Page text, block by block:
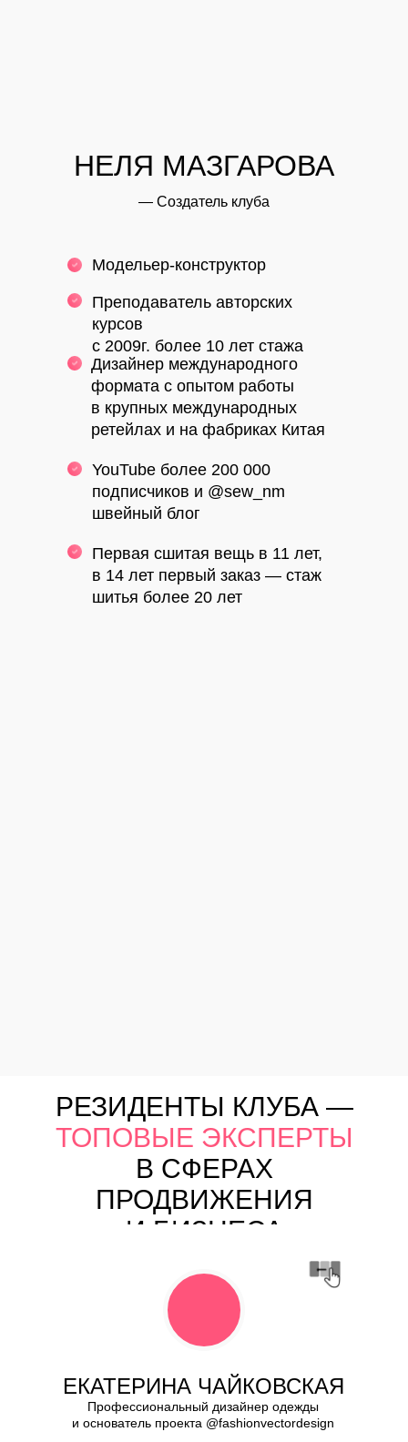
Модельер-конструктор
Преподаватель авторских
курсов
с 2009г. более 10 лет стажа
Дизайнер международного
формата с опытом работы
в крупных международных
ретейлах и на фабриках Китая
YouTube более 200 000
подписчиков и @sew_nm
швейный блог
Первая сшитая вещь в 11 лет,
в 14 лет первый заказ — стаж
шитья более 20 лет
НЕЛЯ МАЗГАРОВА
— Создатель клуба
РЕЗИДЕНТЫ КЛУБА —
ТОПОВЫЕ ЭКСПЕРТЫ
В СФЕРАХ
ПРОДВИЖЕНИЯ
И БИЗНЕСА
Профессиональный дизайнер одежды
и основатель проекта @fashionvectordesign
ЕКАТЕРИНА ЧАЙКОВСКАЯ